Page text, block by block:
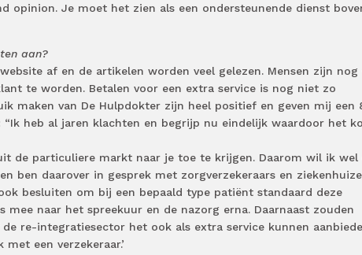
opinion. Je moet het zien als een ondersteunende dienst
aan?
af en de artikelen worden veel gelezen. Mensen zijn nog
te worden. Betalen voor een extra service is nog niet zo
maken van De Hulpdokter zijn heel positief en geven mij een
heb al jaren klachten en begrijp nu eindelijk waardoor het
de particuliere markt naar je toe te krijgen. Daarom wil ik wel
ben daarover in gesprek met zorgverzekeraars en
besluiten om bij een bepaald type patiënt standaard deze
mee naar het spreekuur en de nazorg erna. Daarnaast zouden
re-integratiesector het ook als extra service kunnen
een verzekeraar.’